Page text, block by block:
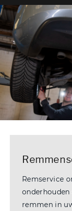
grondig.
Remservice
remmen in